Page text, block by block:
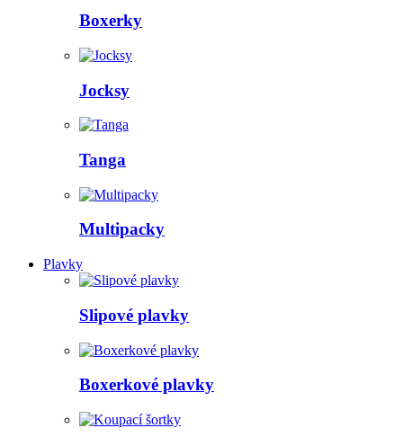
Boxerky
Jocksy
Tanga
Multipacky
Plavky
Slipové plavky
Boxerkové plavky